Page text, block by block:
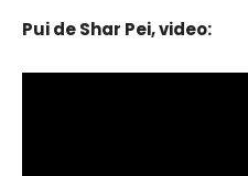
Pui de Shar Pei, video: